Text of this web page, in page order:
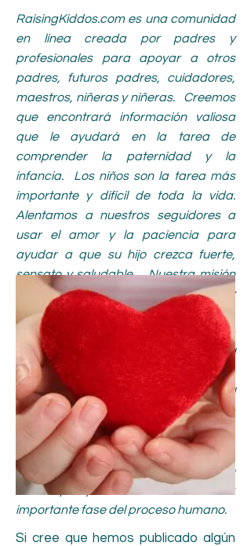
RaisingKiddos.com es una comunidad
en línea creada por padres y
profesionales para apoyar a otros
padres, futuros padres, cuidadores,
maestros, niñeras y niñeras. Creemos
que encontrará información valiosa
que le ayudará en la tarea de
comprender la paternidad y la
infancia. Los niños son la tarea más
importante y difícil de toda la vida.
Alentamos a nuestros seguidores a
usar el amor y la paciencia para
ayudar a que su hijo crezca fuerte,
sensato y saludable. Nuestra misión
es brindar información confiable y
actualizada sobre el desarrollo infantil,
planteando temas y pequeñas notas
que te ayudarán a afrontar el
desarrollo infantil y la paternidad.
Nuestro personal editorial traerá el
contenido más reciente sobre asuntos
relacionados con el desarrollo infantil,
habilidades de comportamiento,
técnicas de disciplina y cualquier otro
tema que pueda ser útil en esta
importante fase del proceso humano.
Si cree que hemos publicado algún